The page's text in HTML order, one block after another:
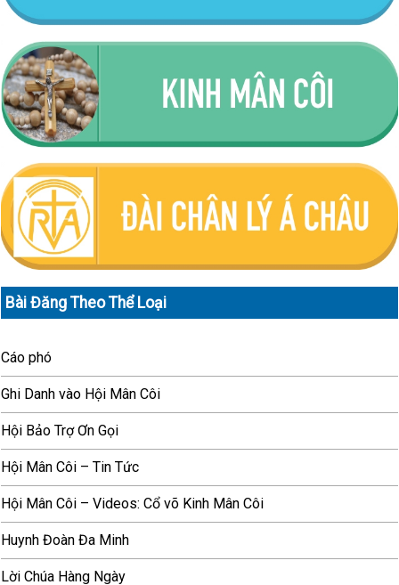
Bài Đăng Theo Thể Loại
Cáo phó
Ghi Danh vào Hội Mân Côi
Hội Bảo Trợ Ơn Gọi
Hội Mân Côi – Tin Tức
Hội Mân Côi – Videos: Cổ võ Kinh Mân Côi
Huynh Đoàn Đa Minh
Lời Chúa Hàng Ngày